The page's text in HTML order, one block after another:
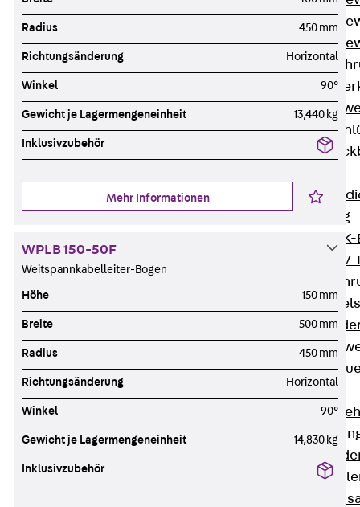
Zurück
GFK-Bewehrung
FIBERNOX®
Zurück
Zurück
GRIPRIP®
Zurück
Radius 450 mm
Richtungsänderung Horizontal
Winkel 90°
Gewicht je Lagermengeneinheit 13,440 kg
Inklusivzubehör
Mehr Informationen
WPLB 150-50F
Weitspannkabelleiter-Bogen
Höhe 150 mm
Breite 500 mm
Radius 450 mm
Richtungsänderung Horizontal
Winkel 90°
Gewicht je Lagermengeneinheit 14,830 kg
Inklusivzubehör